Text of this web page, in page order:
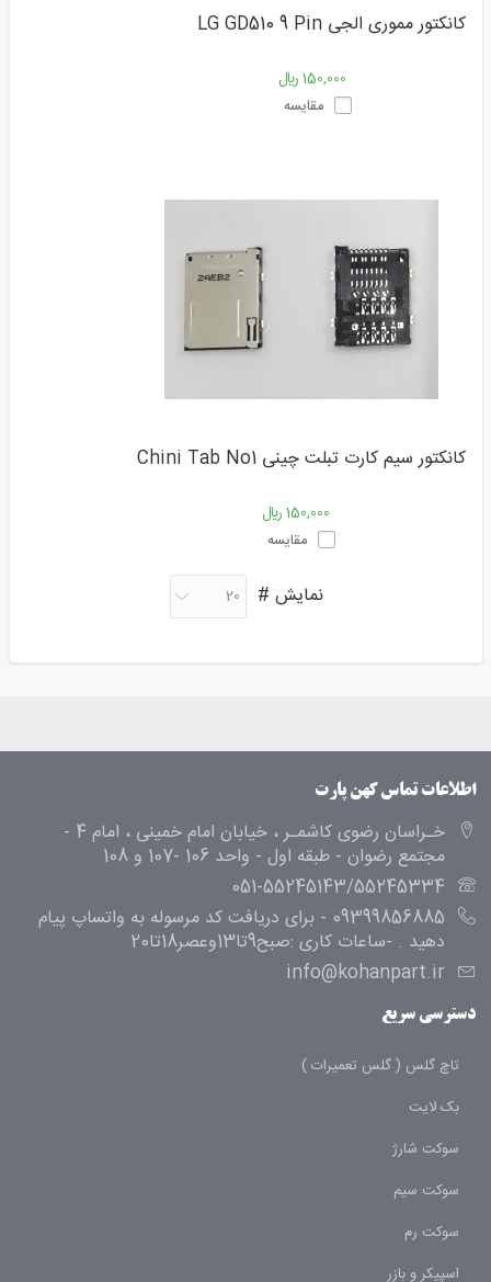
کانکتور مموری الجی LG GD510 9 Pin
150,000 ﷼
مقایسه
کانکتور سیم کارت تبلت چینی Chini Tab No1
150,000 ﷼
مقایسه
نمایش #
اطلاعات تماس کهن پارت
خـراسان رضوی کاشمـر ، خیابان امام خمینی ، امام 4 -
مجتمع رضوان - طبقه اول - واحد 106 -107 و 108
051-55245143/55245334
09399856885 - برای دریافت کد مرسوله به واتساپ پیام
دهید . -ساعات کاری :صبح9تا13وعصر18تا20
info@kohanpart.ir
دسترسی سریع
تاچ گلس ( گلس تعمیرات )
بک لایت
سوکت شارژ
سوکت سیم
سوکت رم
اسپیکر و بازر